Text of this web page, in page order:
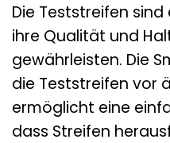
Die Teststreifen
ihre Qualität und
gewährleisten. Die
die Teststreifen vor
ermöglicht eine
dass Streifen